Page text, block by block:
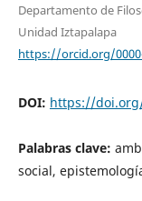
Departamento de
Unidad Iztapalapa
https://orcid.org/0000-
DOI: https://doi.org/
Palabras clave:
social,